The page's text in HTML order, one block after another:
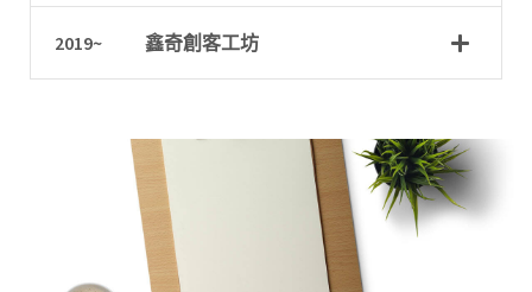
2019~ 鑫奇創客工坊